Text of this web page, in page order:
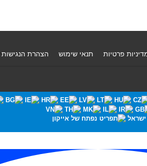
פרטיות תנאי שימוש הצהרת
ישראל